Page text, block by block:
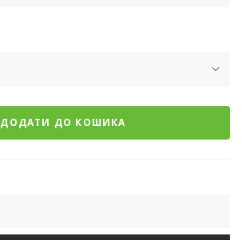
ДОДАТИ ДО КОШИКА